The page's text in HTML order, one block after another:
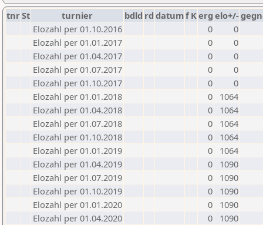
tnrSt turnier bdld rd datumf Kerg elo+/-
Elozahl per 01.10.2016
0
0
Elozahl per 01.01.2017
0
0
Elozahl per 01.04.2017
0
0
Elozahl per 01.07.2017
0
0
Elozahl per 01.10.2017
0
0
Elozahl per 01.01.2018
0
1064
Elozahl per 01.04.2018
0
1064
Elozahl per 01.07.2018
0
1064
Elozahl per 01.10.2018
0
1064
Elozahl per 01.01.2019
0
1064
Elozahl per 01.04.2019
0
1090
Elozahl per 01.07.2019
0
1090
Elozahl per 01.10.2019
0
1090
Elozahl per 01.01.2020
0
1090
Elozahl per 01.04.2020
0
1090